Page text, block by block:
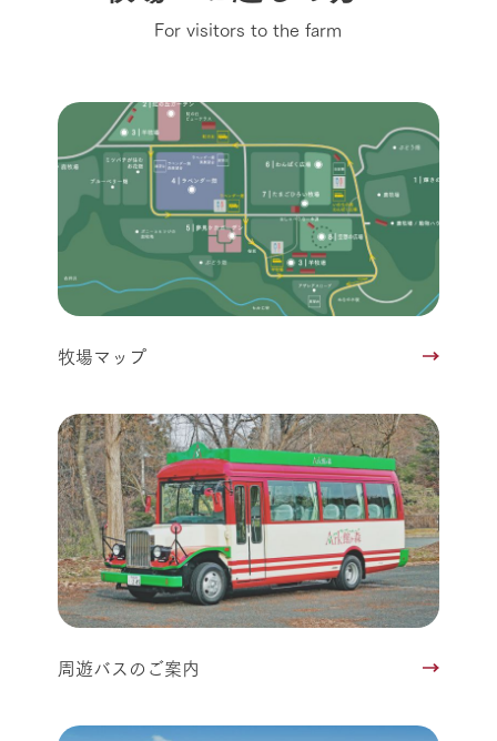
For visitors to the farm
牧場マップ
周遊バスのご案内